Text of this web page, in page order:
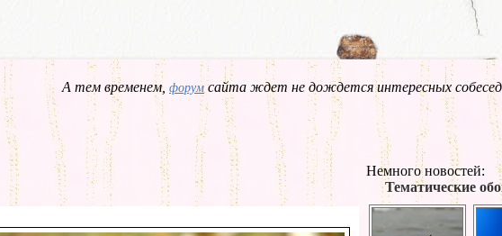
А тем временем, форум сайта ждет не дождется интересных
Немного новостей:
Тематические